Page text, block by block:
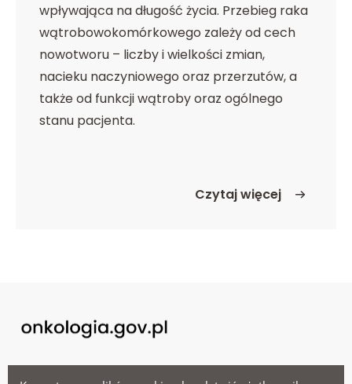
wpływająca na długość życia. Przebieg raka
wątrobowokomórkowego zależy od cech
nowotworu – liczby i wielkości zmian,
nacieku naczyniowego oraz przerzutów, a
także od funkcji wątroby oraz ogólnego
stanu pacjenta.
Czytaj więcej
o Rokowanie
Menu